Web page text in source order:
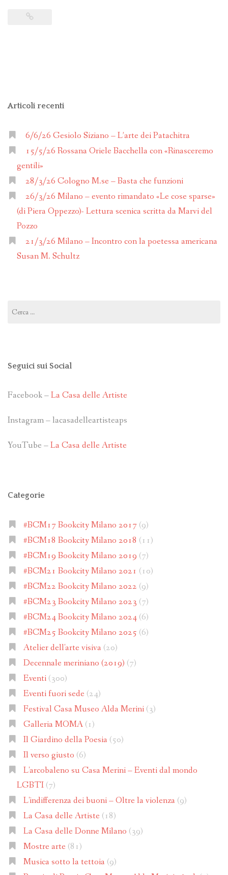
Articoli recenti
6/6/26 Gesiolo Siziano – L’arte dei Patachitra
15/5/26 Rossana Oriele Bacchella con «Rinasceremo
gentili»
28/3/26 Cologno M.se – Basta che funzioni
26/3/26 Milano – evento rimandato «Le cose sparse»
(di Piera Oppezzo)- Lettura scenica scritta da Marvi del
Pozzo
21/3/26 Milano – Incontro con la poetessa americana
Susan M. Schultz
per:
Seguici sui Social
Facebook –La Casa delle Artiste
Instagram – lacasadelleartisteaps
YouTube –La Casa delle Artiste
Categorie
#BCM17 Bookcity Milano 2017(9)
#BCM18 Bookcity Milano 2018 (11)
#BCM19 Bookcity Milano 2019 (7)
#BCM21 Bookcity Milano 2021 (10)
#BCM22 Bookcity Milano 2022 (9)
#BCM23 Bookcity Milano 2023 (7)
#BCM24 Bookcity Milano 2024(6)
#BCM25 Bookcity Milano 2025 (6)
Atelier dell'arte visiva (20)
Decennale meriniano (2019) (7)
Eventi(300)
Eventi fuori sede (24)
Festival Casa Museo Alda Merini(3)
Galleria MOMA(1)
Il Giardino della Poesia (50)
Il verso giusto (6)
L'arcobaleno su Casa Merini – Eventi dal mondo
LGBTI(7)
L'indifferenza dei buoni – Oltre la violenza (9)
La Casa delle Artiste (18)
La Casa delle Donne Milano (39)
Mostre arte (81)
Musica sotto la tettoia (9)